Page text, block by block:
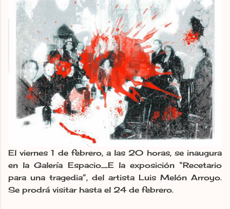
El viernes 1 de febrero, a las 20 horas, se inaugura
en la Galería Espacio_E la exposición “Recetario
para una tragedia”, del artista Luis Melón Arroyo.
Se prodrá visitar hasta el 24 de febrero.